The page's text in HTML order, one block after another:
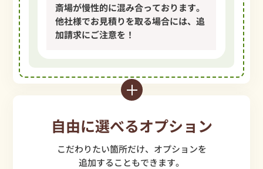
斎場が慢性的に混み合っております。
他社様でお見積りを取る場合には、追
加請求にご注意を！
自由に選べるオプション
こだわりたい箇所だけ、オプションを
追加することもできます。